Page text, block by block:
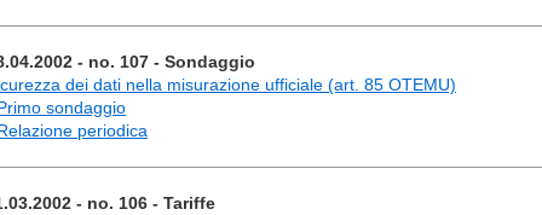
- no. 107 - Sondaggio
dei dati nella misurazione ufficiale (art. 85 OTEMU)
sondaggio
periodica
- no. 106 - Tariffe